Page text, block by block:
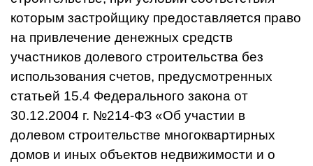
которым застройщику предоставляется право
на привлечение денежных средств
участников долевого строительства без
использования счетов, предусмотренных
статьей 15.4 Федерального закона от
30.12.2004 г. №214-ФЗ «Об участии в
долевом строительстве многоквартирных
домов и иных объектов недвижимости и о